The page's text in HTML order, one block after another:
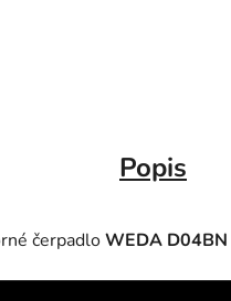
Popis
čerpadloWEDA D04BN